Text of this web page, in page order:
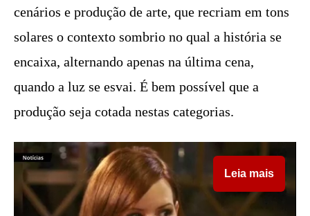
cenários e produção de arte, que recriam em tons
solares o contexto sombrio no qual a história se
encaixa, alternando apenas na última cena,
quando a luz se esvai. É bem possível que a
produção seja cotada nestas categorias.
Leia mais